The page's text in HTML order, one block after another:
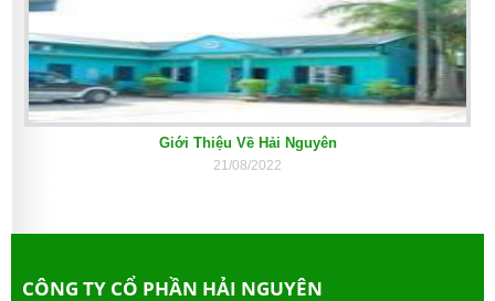
Giới Thiệu Về Hải Nguyên
21/08/2022
CÔNG TY CỔ PHẦN HẢI NGUYÊN